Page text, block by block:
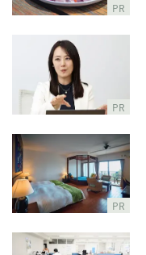
PR
PR
PR